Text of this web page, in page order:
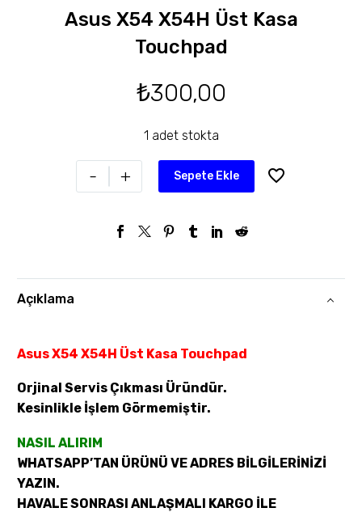
Asus X54 X54H Üst Kasa
Touchpad
₺300,00
1 adet stokta
- + Sepete Ekle
Açıklama
Asus X54 X54H Üst Kasa Touchpad
Orjinal Servis Çıkması Üründür.
Kesinlikle İşlem Görmemiştir.
NASIL ALIRIM
WHATSAPP’TAN ÜRÜNÜ VE ADRES BİLGİLERİNİZİ
YAZIN.
HAVALE SONRASI ANLAŞMALI KARGO İLE